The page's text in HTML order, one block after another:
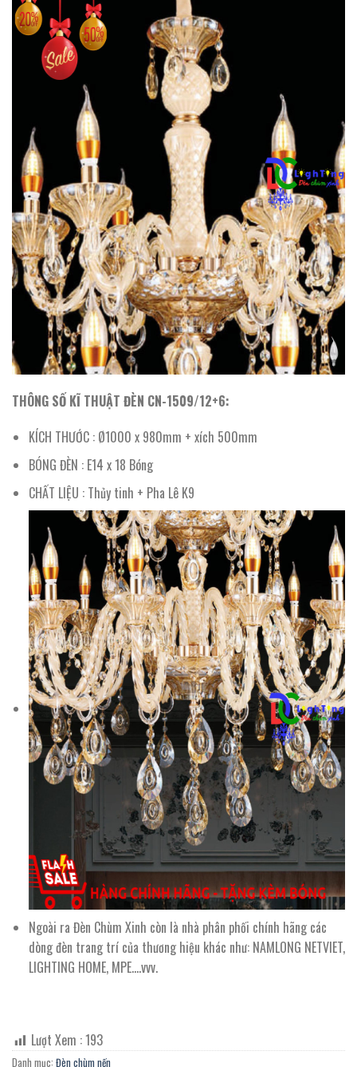
THÔNG SỐ KĨ THUẬT ĐÈN CN-1509/12+6:
KÍCH THƯỚC : Ø1000 x 980mm + xích 500mm
BÓNG ĐÈN : E14 x 18 Bóng
CHẤT LIỆU : Thủy tinh + Pha Lê K9
Ngoài ra Đèn Chùm Xinh còn là nhà phân phối chính hãng các
dòng đèn trang trí của thương hiệu khác như: NAMLONG NETVIET,
LIGHTING HOME, MPE….vvv.
Lượt Xem :193
Danh mục: Đèn chùm nến